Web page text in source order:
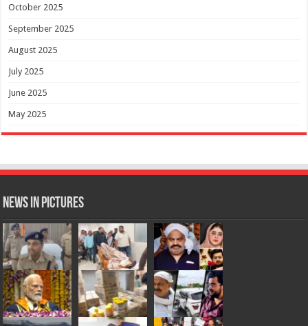
October 2025
September 2025
August 2025
July 2025
June 2025
May 2025
News in Pictures